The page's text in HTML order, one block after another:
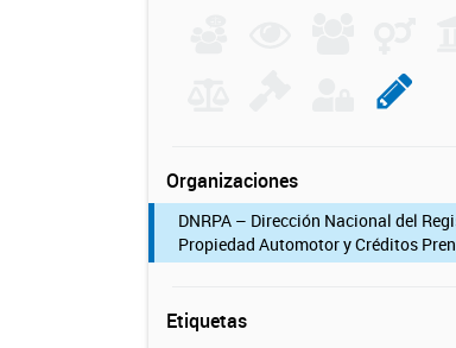
Organizaciones
DNRPA – Dirección Nacional del
Propiedad Automotor y Créditos
Etiquetas